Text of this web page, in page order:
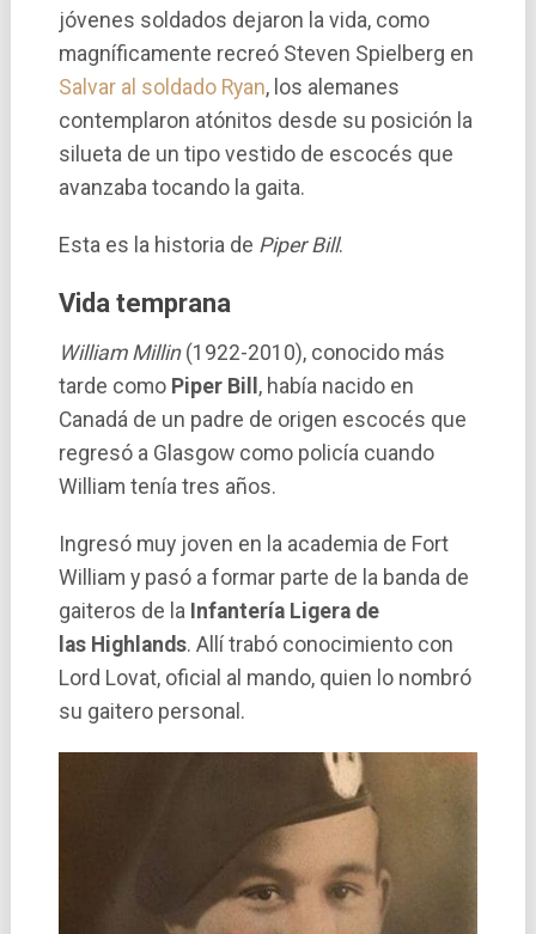
jóvenes soldados dejaron la vida, como
magníficamente recreó Steven Spielberg en
Salvar al soldado Ryan, los alemanes
contemplaron atónitos desde su posición la
silueta de un tipo vestido de escocés que
avanzaba tocando la gaita.
Esta es la historia de Piper Bill.
Vida temprana
William Millin(1922-2010), conocido más
tarde como Piper Bill , había nacido en
Canadá de un padre de origen escocés que
regresó a Glasgow como policía cuando
William tenía tres años.
Ingresó muy joven en la academia de Fort
William y pasó a formar parte de la banda de
gaiteros de la Infantería Ligera de
las Highlands. Allí trabó conocimiento con
Lord Lovat, oficial al mando, quien lo nombró
su gaitero personal.